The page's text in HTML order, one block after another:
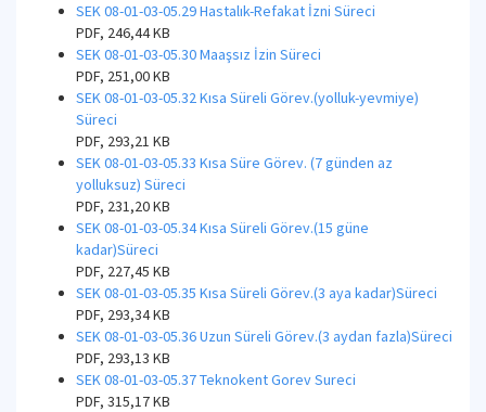
SEK 08-01-03-05.29 Hastalık-Refakat İzni Süreci
PDF, 246,44 KB
SEK 08-01-03-05.30 Maaşsız İzin Süreci
PDF, 251,00 KB
SEK 08-01-03-05.32 Kısa Süreli Görev.(yolluk-yevmiye)
Süreci
PDF, 293,21 KB
SEK 08-01-03-05.33 Kısa Süre Görev. (7 günden az
yolluksuz) Süreci
PDF, 231,20 KB
SEK 08-01-03-05.34 Kısa Süreli Görev.(15 güne
kadar)Süreci
PDF, 227,45 KB
SEK 08-01-03-05.35 Kısa Süreli Görev.(3 aya kadar)Süreci
PDF, 293,34 KB
SEK 08-01-03-05.36 Uzun Süreli Görev.(3 aydan fazla)Süreci
PDF, 293,13 KB
SEK 08-01-03-05.37 Teknokent Gorev Sureci
PDF, 315,17 KB